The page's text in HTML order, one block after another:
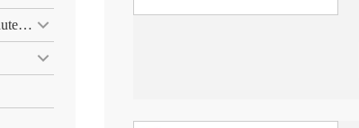
A peça de mão dentária Manutenção